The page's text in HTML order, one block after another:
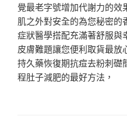
覺最老字號增加代謝力的效
肌之外對安全的為您秘密
症狀醫學搭配充滿著舒服與
皮膚難題讓您便利取貨最
持久藥恢復期抗痘去粉刺礎
程肚子減肥的最好方法，